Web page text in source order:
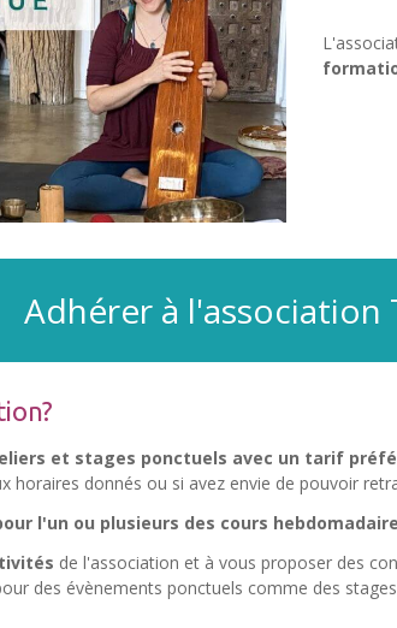
Adhérer à l'association
et stages ponctuels avec un tarif
horaires donnés ou si avez envie de pouvoir
l'un ou plusieurs des cours
de l'association et à vous proposer des
des évènements ponctuels comme des